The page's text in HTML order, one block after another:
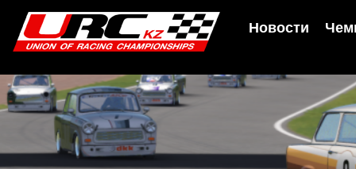
Новости